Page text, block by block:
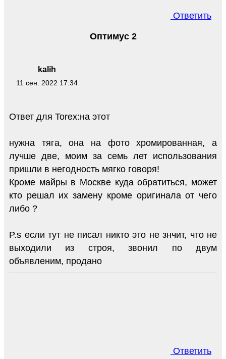
Ответить
kalih
11 сен. 2022 17:34
Оптимус 2
Ответ для Torex:на этот
нужна тяга, она на фото хромированная, а
лучше две, моим за семь лет использования
пришли в негодность мягко говоря!
Кроме майры в Москве куда обратиться, может
кто решал их замену кроме оригинала от чего
либо ?
P.s если тут не писал никто это не знчит, что не
выходили из строя, звонил по двум
объявленим, продано
Ответить